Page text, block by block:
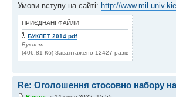
Умови вступу на сайті: http://
ПРИЄДНАНІ ФАЙЛИ
БУКЛЕТ 2014.pdf
Буклет
(406.81 Кб) Завантажено 12427 разів
Re: Оголошення стосовно набору на